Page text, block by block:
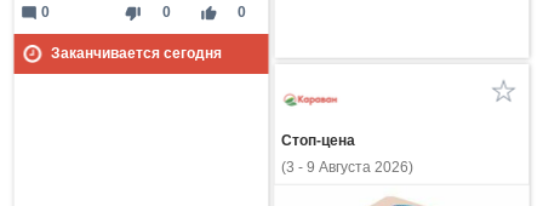
thumb_down 0 thumb_up 0
mode_comment 0
Заканчивается сегодня
Стоп-цена
(3 - 9 Августа 2026)